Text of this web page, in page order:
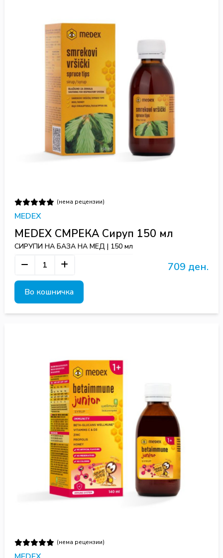
(нема рецензии)
MEDEX
MEDEX СМРЕКА Сируп 150 мл
СИРУПИ НА БАЗА НА МЕД | 150 мл
709 ден.
Во кошничка
(нема рецензии)